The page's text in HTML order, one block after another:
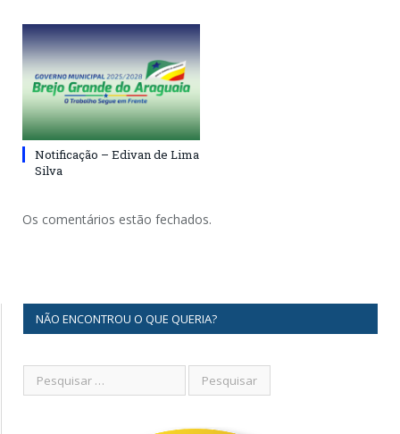
Notificação – Edivan de Lima
Silva
Os comentários estão fechados.
NÃO ENCONTROU O QUE QUERIA?